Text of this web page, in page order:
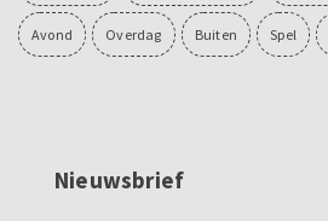
Avond Overdag Buiten Spel
Nieuwsbrief